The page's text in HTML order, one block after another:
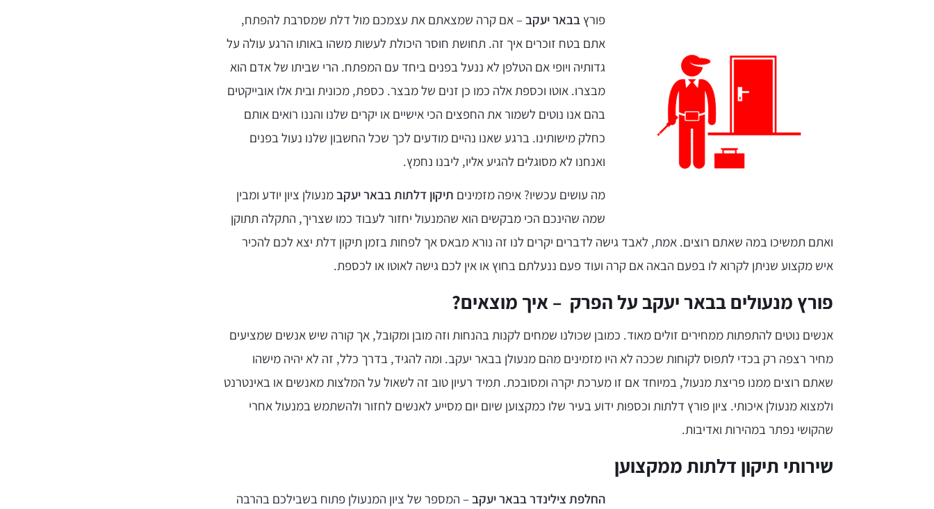
פורץבבאר יעקב– אם קרה שמצאתם את עצמכם מול דלת שמסרבת להפתח,
אתם בטח זוכרים איך זה. תחושת חוסר היכולת לעשות משהו באותו הרגע עולה על
גדותיה ויופי אם הטלפן לא ננעל בפנים ביחד עם המפתח. הרי שביתו של אדם הוא
מבצרו. אוטו וכספת אלה כמו כן זנים של מבצר. כספת, מכונית ובית אלו אובייקטים
בהם אנו נוטים לשמור את החפצים הכי אישיים או יקרים שלנו והננו רואים אותם
כחלק מישותינו. ברגע שאנו נהיים מודעים לכך שכל החשבון שלנו נעול בפנים
ואנחנו לא מסוגלים להגיע אליו, ליבנו נחמץ.
מה עושים עכשיו? איפה מזמינים תיקון דלתות בבאר יעקבמנעולן ציון יודע ומבין
שמה שהינכם הכי מבקשים הוא שהמנעול יחזור לעבוד כמו שצריך, התקלה תתוקן
ואתם תמשיכו במה שאתם רוצים. אמת, לאבד גישה לדברים יקרים לנו זה נורא מבאס אך לפחות בזמן תיקון דלת יצא לכם להכיר
איש מקצוע שניתן לקרוא לו בפעם הבאה אם קרה ועוד פעם ננעלתם בחוץ או אין לכם גישה לאוטו או לכספת.
פורץ מנעולים בבאר יעקב על הפרק – איך מוצאים?
אנשים נוטים להתפתות ממחירים זולים מאוד. כמובן שכולנו שמחים לקנות בהנחות וזה מובן ומקובל, אך קורה שיש אנשים שמציעים
מחיר רצפה רק בכדי לתפוס לקוחות שככה לא היו מזמינים מהם מנעולן בבאר יעקב. ומה להגיד, בדרך כלל, זה לא יהיה מישהו
שאתם רוצים ממנו פריצת מנעול, במיוחד אם זו מערכת יקרה ומסובכת. תמיד רעיון טוב זה לשאול על המלצות מאנשים או באינטרנט
ולמצוא מנעולן איכותי. ציון פורץ דלתות וכספות ידוע בעיר שלו כמקצוען שיום יום מסייע לאנשים לחזור ולהשתמש במנעול אחרי
שהקושי נפתר במהירות ואדיבות.
שירותי תיקון דלתות ממקצוען
החלפת צילינדר בבאר יעקב– המספר של ציון המנעולן פתוח בשבילכם בהרבה